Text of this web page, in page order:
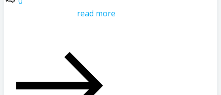
read more